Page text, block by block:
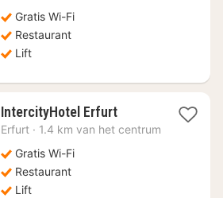
€
94,82
Gratis Wi-Fi
Restaurant
Lift
IntercityHotel Erfurt1
nacht
Erfurt · 1.4 km van het centrum
Gratis Wi-Fi
Restaurant
Lift